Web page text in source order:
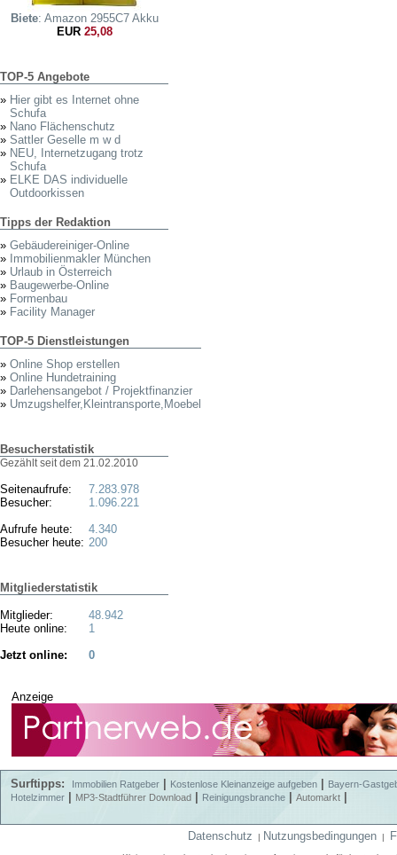
Biete: Amazon 2955C7 Akku
EUR25,08
TOP-5 Angebote
» Hier gibt es Internet ohne
Schufa
» Nano Flächenschutz
» Sattler Geselle m w d
» NEU, Internetzugang trotz
Schufa
» ELKE DAS individuelle
Outdoorkissen
Tipps der Redaktion
» Gebäudereiniger-Online
» Immobilienmakler München
» Urlaub in Österreich
» Baugewerbe-Online
» Formenbau
» Facility Manager
TOP-5 Dienstleistungen
» Online Shop erstellen
» Online Hundetraining
» Darlehensangebot / Projektfinanzier
» Umzugshelfer,Kleintransporte,Moebel
Besucherstatistik
Gezählt seit dem 21.02.2010
Seitenaufrufe:
Besucher:
Aufrufe heute:
Besucher heute:
7.283.978
1.096.221
4.340
200
Mitgliederstatistik
Mitglieder:
Heute online:
48.942
1
Jetzt online:
0
Anzeige
Surftipps: Immobilien Ratgeber Kostenlose Kleinanzeige aufgeben
Bayern-
Hotelzimmer
MP3-Stadtführer Download Reinigungsbranche Automarkt
Datenschutz | Nutzungsbedingungen |